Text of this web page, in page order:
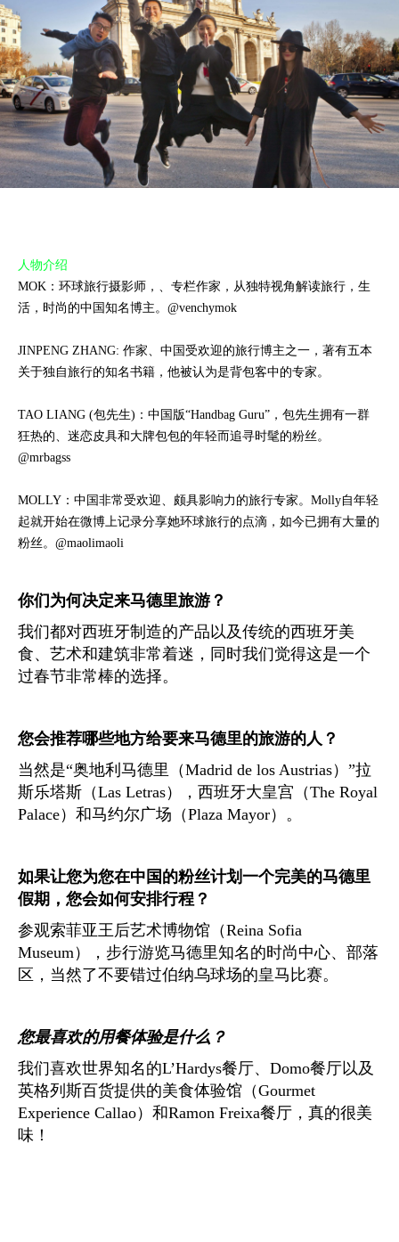
人物介绍
MOK：环球旅行摄影师，、专栏作家，从独特视角解读旅行，生
活，时尚的中国知名博主。 @venchymok
JINPENG ZHANG: 作家、中国受欢迎的旅行博主之一，著有五本
关于独自旅行的知名书籍，他被认为是背包客中的专家。
TAO LIANG (包先生)：中国版“Handbag Guru”，包先生拥有一群
狂热的、迷恋皮具和大牌包包的年轻而追寻时髦的粉丝。
@mrbagss
MOLLY：中国非常受欢迎、颇具影响力的旅行专家。Molly自年轻
起就开始在微博上记录分享她环球旅行的点滴，如今已拥有大量的
粉丝。 @maolimaoli
你们为何决定来马德里旅游？
我们都对西班牙制造的产品以及传统的西班牙美
食、艺术和建筑非常着迷，同时我们觉得这是一个
过春节非常棒的选择。
您会推荐哪些地方给要来马德里的旅游的人？
当然是“奥地利马德里（Madrid de los Austrias）”拉
斯乐塔斯（Las Letras），西班牙大皇宫（The Royal
Palace）和马约尔广场（Plaza Mayor）。
如果让您为您在中国的粉丝计划一个完美的马德里
假期，您会如何安排行程？
参观索菲亚王后艺术博物馆（Reina Sofia
Museum），步行游览马德里知名的时尚中心、部落
区，当然了不要错过伯纳乌球场的皇马比赛。
您最喜欢的用餐体验是什么？
我们喜欢世界知名的L’Hardys餐厅、Domo餐厅以及
英格列斯百货提供的美食体验馆（Gourmet
Experience Callao）和Ramon Freixa餐厅，真的很美
味！